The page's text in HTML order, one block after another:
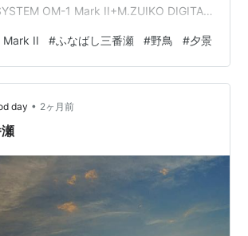
OM-1 Mark II+M.ZUIKO DIGITAL
参加中gooからきましたランキング参加
ランキング参加中【公式】2025年開設ブ
参加中Nikon ランキング参加中野鳥観察
Mark II #ふなばし三番瀬 #野鳥 #夕景
day • 2ヶ月前